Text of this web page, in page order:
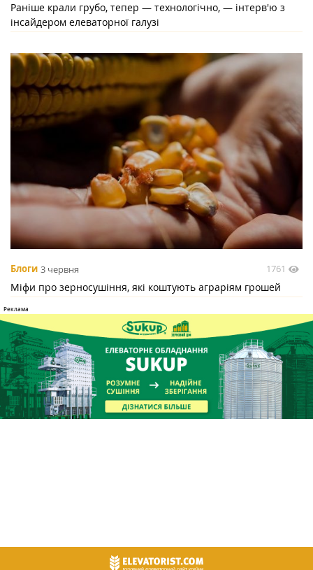
Раніше крали грубо, тепер — технологічно, — інтерв'ю з
інсайдером елеваторної галузі
Блоги 3 червня 1761
Міфи про зерносушіння, які коштують аграріям грошей